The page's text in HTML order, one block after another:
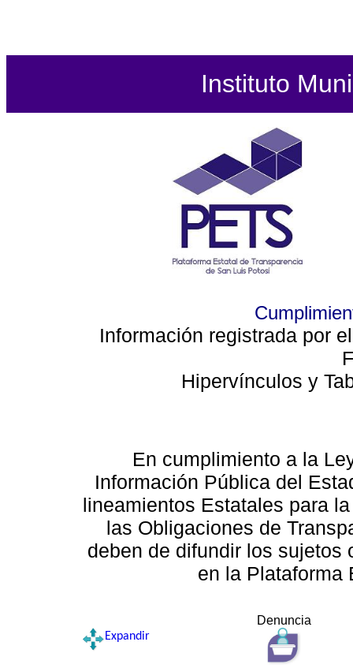
Instituto
Información registrada por
Hipervínculos y
En cumplimiento a la
Información Pública del
lineamientos Estatales para
las Obligaciones de
deben de difundir los sujetos
en la Plataforma
Denuncia
Expandir